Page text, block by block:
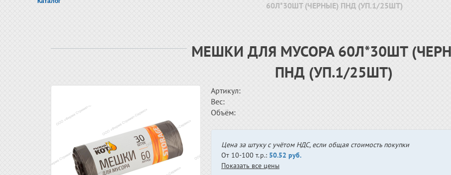
60Л*30ШТ (ЧЕРНЫЕ) ПНД (УП.1/25ШТ)
МЕШКИ ДЛЯ МУСОРА 60Л*30ШТ
ПНД (УП.1/25ШТ)
Артикул:
Вес:
Объём:
Цена за штуку с учётом НДС, если общая стоимость покупки
От 10-100 т.р.: 50.52 руб.
Показать все цены